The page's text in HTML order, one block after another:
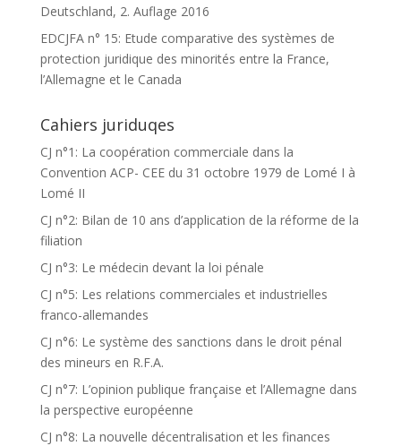
Deutschland, 2. Auflage 2016
EDCJFA n° 15: Etude comparative des systèmes de
protection juridique des minorités entre la France,
l’Allemagne et le Canada
Cahiers juriduqes
CJ n°1: La coopération commerciale dans la
Convention ACP- CEE du 31 octobre 1979 de Lomé I à
Lomé II
CJ n°2: Bilan de 10 ans d’application de la réforme de la
filiation
CJ n°3: Le médecin devant la loi pénale
CJ n°5: Les relations commerciales et industrielles
franco-allemandes
CJ n°6: Le système des sanctions dans le droit pénal
des mineurs en R.F.A.
CJ n°7: L’opinion publique française et l’Allemagne dans
la perspective européenne
CJ n°8: La nouvelle décentralisation et les finances